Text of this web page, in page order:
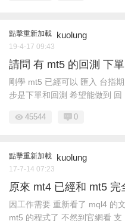
點擊重新加載 kuolung
19-4-17 09:43
請問 有 mt5 的回測 下
剛學 mt5 已經可以 匯入 台指
步是下單和回測 希望能做到 回
45544 0
點擊重新加載 kuolung
17-7-14 07:23
原來 mt4 已經和 mt5 完
因工作需要 重新看了 mql4 的
mt5 的程式了 不然到官網看 支